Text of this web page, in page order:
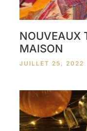
NOUVEAUX
MAISON
JUILLET 25, 2022